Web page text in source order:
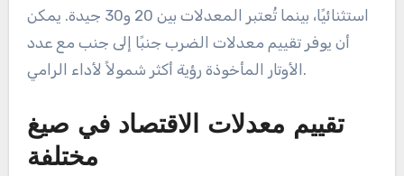
يقيس معدل الضرب للرمي عدد الكرات التي تم رميها
لكل وتر مأخوذ، مما يبرز قدرة الرامي على أخذ الأوتار
بسرعة. يُفضل معدل ضرب أقل، مما يشير إلى أن الرامي
في كريكيت المجر، يُعتبر معدل الضرب أقل من 20 غالبًا